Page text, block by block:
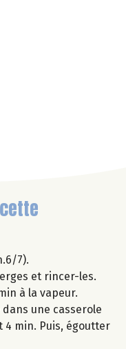
7).
et rincer-les.
à la vapeur.
une casserole
4 min. Puis, égoutter